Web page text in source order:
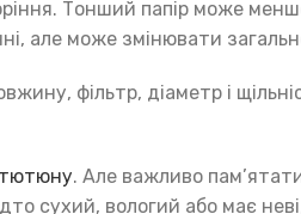
Тонший папір може
але може змінювати
фільтр, діаметр і
. Але важливо
сухий, вологий або має